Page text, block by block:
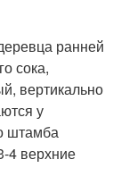
ранней
сока,
вертикально
у
штамба
4 верхние